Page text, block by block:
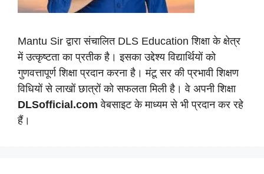
Mantu Sir द्वारा संचालित DLS Education शिक्षा के क्षेत्र
में उत्कृष्टता का प्रतीक है। इसका उद्देश्य विद्यार्थियों को
गुणवत्तापूर्ण शिक्षा प्रदान करना है। मंटू सर की प्रभावी शिक्षण
विधियों से लाखों छात्रों को सफलता मिली है। वे अपनी शिक्षा
DLSofficial.com वेबसाइट के माध्यम से भी प्रदान कर रहे
हैं।